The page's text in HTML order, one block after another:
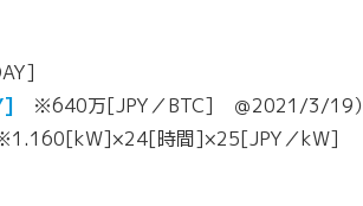
※640万[JPY／BTC] ＠2021/3/19）
時間]×25[JPY／kW]